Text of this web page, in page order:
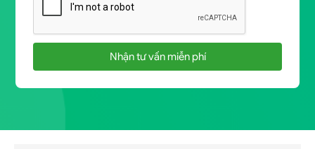
Nhận tư vấn miễn phí